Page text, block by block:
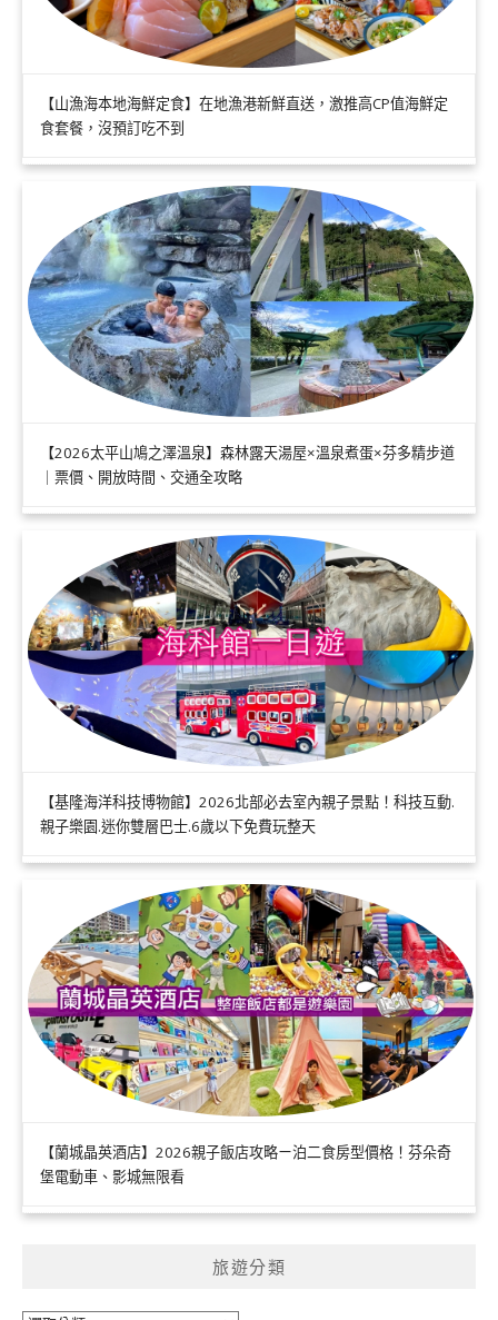
【山漁海本地海鮮定食】在地漁港新鮮直送，激推高CP值海鮮定
食套餐，沒預訂吃不到
【2026太平山鳩之澤溫泉】森林露天湯屋×溫泉煮蛋×芬多精步道
｜票價、開放時間、交通全攻略
【基隆海洋科技博物館】2026北部必去室內親子景點！科技互動.
親子樂園.迷你雙層巴士.6歲以下免費玩整天
【蘭城晶英酒店】2026親子飯店攻略ㄧ泊二食房型價格！芬朵奇
堡電動車、影城無限看
旅遊分類